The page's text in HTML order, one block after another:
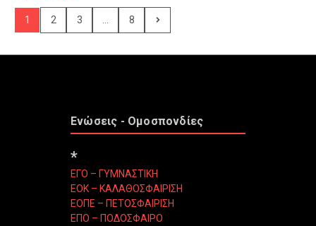
1 2 3 8
Ενώσεις - Ομοσπονδίες
*
ΕΓΟ – ΓΥΜΝΑΣΤΙΚΗ
ΕΟΚ – ΚΑΛΑΘΟΣΦΑΙΡΙΣΗ
ΕΟΠΕ – ΠΕΤΟΣΦΑΙΡΙΣΗ
ΕΠΟ – ΠΟΔΟΣΦΑΙΡΟ